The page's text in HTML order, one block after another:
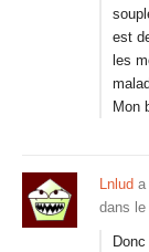
est
les
Mon
Lnlud a
dans le